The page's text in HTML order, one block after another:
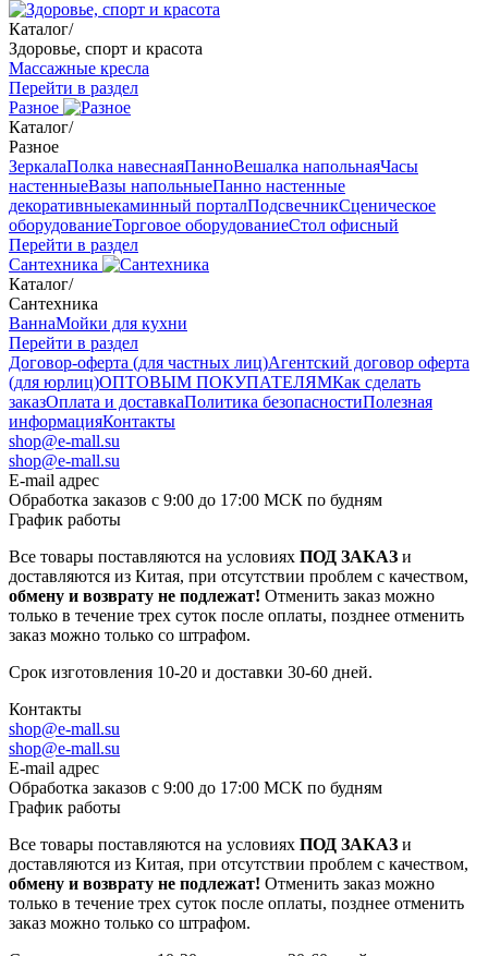
Каталог/
Здоровье, спорт и красота
Массажные кресла
Перейти в раздел
Разное
Каталог/
Разное
ЗеркалаПолка навеснаяПанноВешалка напольнаяЧасы
настенныеВазы напольныеПанно настенные
декоративныекаминный порталПодсвечникСценическое
оборудованиеТорговое оборудованиеСтол офисный
Перейти в раздел
Сантехника
Каталог/
Сантехника
ВаннаМойки для кухни
Перейти в раздел
Договор-оферта (для частных лиц)Агентский договор оферта
(для юрлиц)ОПТОВЫМ ПОКУПАТЕЛЯМКак сделать
заказОплата и доставкаПолитика безопасностиПолезная
информацияКонтакты
shop@e-mall.su
shop@e-mall.su
E-mail адрес
Обработка заказов с 9:00 до 17:00 МСК по будням
График работы
Все товары поставляются на условиях ПОД ЗАКАЗ и
доставляются из Китая, при отсутствии проблем с качеством,
обмену и возврату не подлежат! Отменить заказ можно
только в течение трех суток после оплаты, позднее отменить
заказ можно только со штрафом.
Срок изготовления 10-20 и доставки 30-60 дней.
Контакты
shop@e-mall.su
shop@e-mall.su
E-mail адрес
Обработка заказов с 9:00 до 17:00 МСК по будням
График работы
Все товары поставляются на условиях ПОД ЗАКАЗ и
доставляются из Китая, при отсутствии проблем с качеством,
обмену и возврату не подлежат! Отменить заказ можно
только в течение трех суток после оплаты, позднее отменить
заказ можно только со штрафом.